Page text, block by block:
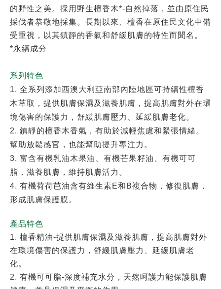
的野性之美。採用野生檀香木*-自然掉落，並由原住民
採伐者恭敬地採集。長期以來、檀香在原住民文化中備
受重視，以其鎮靜的香氣和舒緩肌膚的特性而聞名。
*永續成分
系列特色
1. 全系列添加西澳大利亞南部內陸地區可持續性檀香
木萃取，提供肌膚保濕及滋養肌膚，提高肌膚對外在環
境傷害的保護力，舒緩肌膚壓力、延緩肌膚老化。
2. 鎮靜的檀香木香氣，有助於減輕焦慮和緊張情緒。
幫助放鬆感官，也能幫助提升專注力。
3. 富含有機乳油木果油、有機芒果籽油、有機可可
脂，滋養肌膚，維持肌膚活力。
4. 有機荷荷芭油含有維生素E和B複合物，修復肌膚，
形成肌膚保護膜。
產品特色
1. 檀香精油-提供肌膚保濕及滋養肌膚，提高肌膚對外
在環境傷害的保護力，舒緩肌膚壓力、延緩肌膚老
化。
2. 有機可可脂-深度補充水分，天然呵護力能保護肌膚